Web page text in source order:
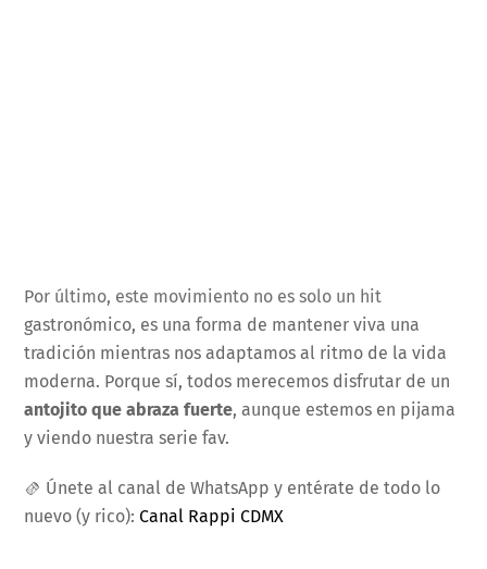
Por último, este movimiento no es solo un hit
gastronómico, es una forma de mantener viva una
tradición mientras nos adaptamos al ritmo de la vida
moderna. Porque sí, todos merecemos disfrutar de un
antojito que abraza fuerte, aunque estemos en pijama
y viendo nuestra serie fav.
🫔 Únete al canal de WhatsApp y entérate de todo lo
nuevo (y rico):Canal Rappi CDMX